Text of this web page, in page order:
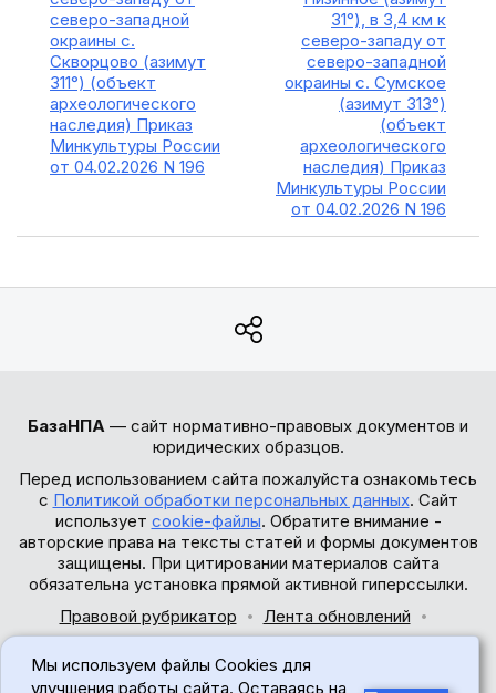
северо-западной
окраины с.
Скворцово (азимут
311°) (объект
археологического
наследия) Приказ
Минкультуры России
от 04.02.2026 N 196
31°), в 3,4 км к
северо-западу от
северо-западной
окраины с. Сумское
(азимут 313°)
(объект
археологического
наследия) Приказ
Минкультуры России
от 04.02.2026 N 196
БазаНПА — сайт нормативно-правовых документов и
юридических образцов.
Перед использованием сайта пожалуйста ознакомьтесь
с Политикой обработки персональных данных. Сайт
использует cookie-файлы. Обратите внимание -
авторские права на тексты статей и формы документов
защищены. При цитировании материалов сайта
обязательна установка прямой активной гиперссылки.
Правовой рубрикатор
Лента обновлений
© 2017-2026
Мы используем файлы Cookies для
улучшения работы сайта. Оставаясь на